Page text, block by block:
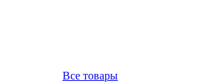
Все товары